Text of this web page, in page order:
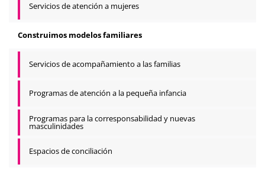
Servicios de atención a mujeres
Construimos modelos familiares
Servicios de acompañamiento a las familias
Programas de atención a la pequeña infancia
Programas para la corresponsabilidad y nuevas
masculinidades
Espacios de conciliación